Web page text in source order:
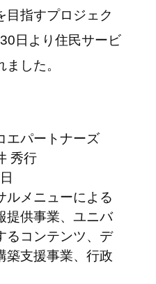
目指すプロジェク
日より住民サービ
した。
エパートナーズ
秀行
ルメニューによる
提供事業、ユニバ
るコンテンツ、デ
築支援事業、行政